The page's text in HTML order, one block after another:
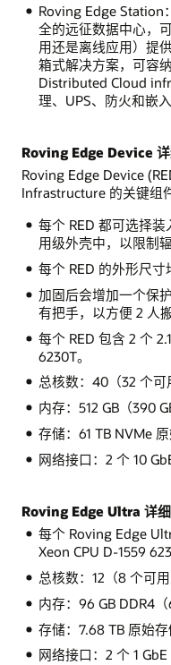
Roving Edge Station
全的远征数据中心，
用还是离线应用）提
箱式解决方案，可容
Distributed Cloud
理、UPS、防火和嵌
Roving Edge Device
Roving Edge Device
Infrastructure 的关键组件
每个 RED 都可选择
用级外壳中，以限制
每个 RED 的外形尺寸
加固后会增加一个保
有把手，以方便 2 人搬
每个 RED 包含 2 个
6230T。
总核数：40（32 个可
内存：512 GB（390
存储：61 TB NVMe 原
网络接口：2 个 10
Roving Edge Ultra 详
每个 Roving Edge
Xeon CPU D-1559
总核数：12（8 个可用
内存：96 GB DDR4（
存储：7.68 TB 原始存
网络接口：2 个 1 GbE